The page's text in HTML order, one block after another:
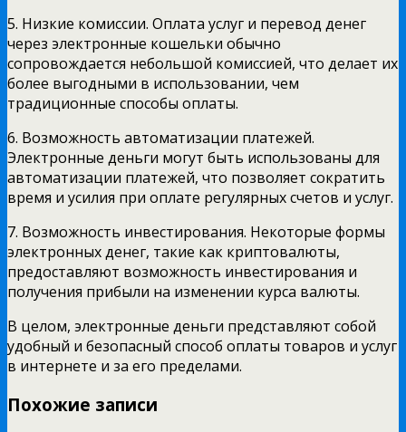
5. Низкие комиссии. Оплата услуг и перевод денег
через электронные кошельки обычно
сопровождается небольшой комиссией, что делает их
более выгодными в использовании, чем
традиционные способы оплаты.
6. Возможность автоматизации платежей.
Электронные деньги могут быть использованы для
автоматизации платежей, что позволяет сократить
время и усилия при оплате регулярных счетов и услуг.
7. Возможность инвестирования. Некоторые формы
электронных денег, такие как криптовалюты,
предоставляют возможность инвестирования и
получения прибыли на изменении курса валюты.
В целом, электронные деньги представляют собой
удобный и безопасный способ оплаты товаров и услуг
в интернете и за его пределами.
Похожие записи